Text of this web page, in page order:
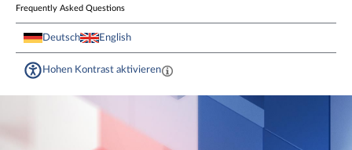
Frequently Asked Questions
Deutsch English
Hohen Kontrast aktivieren